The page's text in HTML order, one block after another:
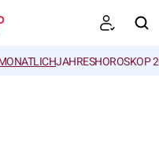
JAHRESHOROSKOP